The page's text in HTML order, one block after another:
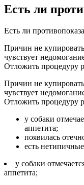
Есть ли
Есть ли
Причин не
чувствует
Отложить процедуру
Причин не
чувствует
Отложить процедуру
у собаки
аппетита;
появилась
есть
у собаки
аппетита;